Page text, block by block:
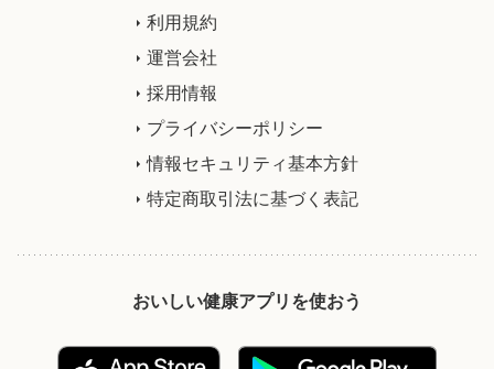
利用規約
運営会社
採用情報
プライバシーポリシー
情報セキュリティ基本方針
特定商取引法に基づく表記
おいしい健康アプリを使おう